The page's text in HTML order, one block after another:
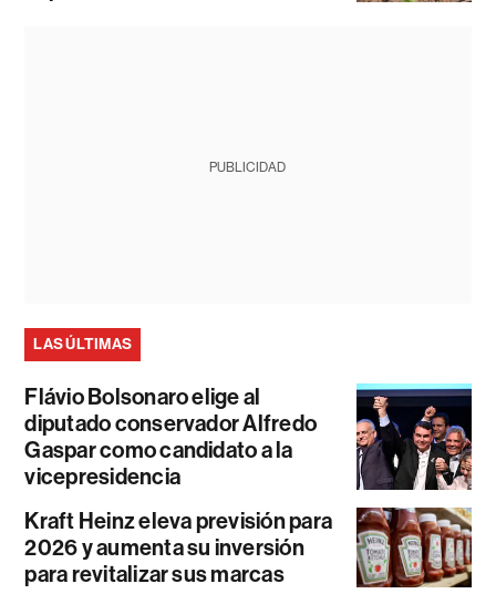
PUBLICIDAD
LAS ÚLTIMAS
Flávio Bolsonaro elige al
diputado conservador Alfredo
Gaspar como candidato a la
vicepresidencia
Kraft Heinz eleva previsión para
2026 y aumenta su inversión
para revitalizar sus marcas